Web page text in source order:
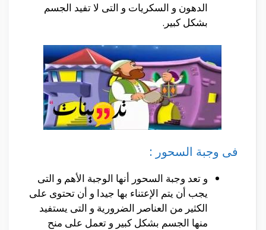
الدهون و السكريات و التى لا تفيد الجسم
بشكل كبير.
فى وجبة السحور :
و تعد وجبة السحور أنها الوجبة الأهم و التى
يجب أن يتم الإعتناء بها جيدا و أن تحتوى على
الكثير من العناصر الضرورية و التى يستفيد
منها الجسم بشكل كبير و تعمل على منح